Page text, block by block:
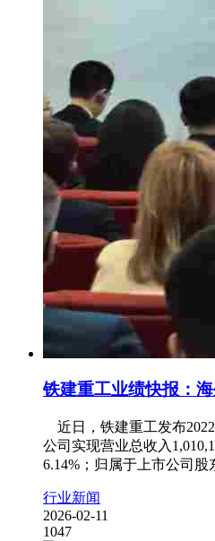
铁建重工业绩快报：
近日，铁建重工发布
公司实现营业总收入
6.14%；归属于上市公司股
行业新闻
2026-02-11
1047